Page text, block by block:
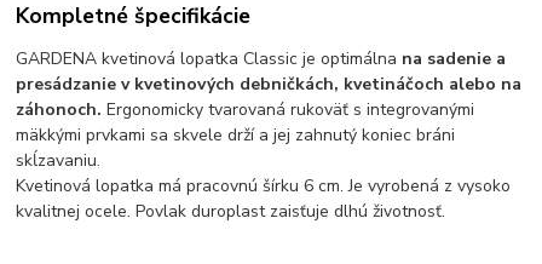
Kompletné špecifikácie
GARDENA kvetinová lopatka Classic je optimálna na sadenie a
presádzanie v kvetinových debničkách, kvetináčoch alebo na
záhonoch.Ergonomicky tvarovaná rukoväť s integrovanými
mäkkými prvkami sa skvele drží a jej zahnutý koniec bráni
skĺzavaniu.
Kvetinová lopatka má pracovnú šírku 6 cm. Je vyrobená z vysoko
kvalitnej ocele. Povlak duroplast zaisťuje dlhú životnosť.